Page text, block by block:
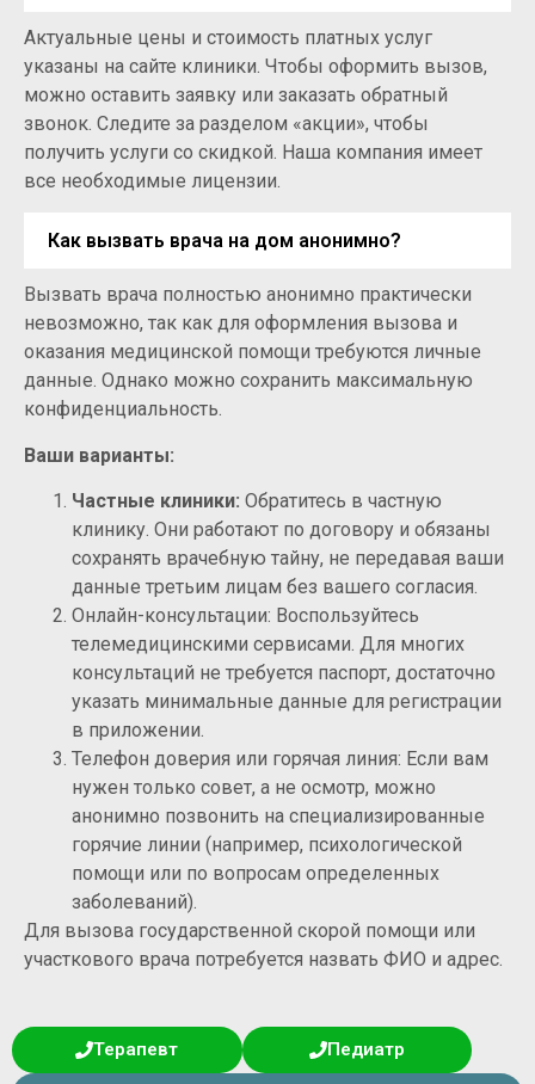
Актуальные цены и стоимость платных услуг
указаны на сайте клиники. Чтобы оформить вызов,
можно оставить заявку или заказать обратный
звонок. Следите за разделом «акции», чтобы
получить услуги со скидкой. Наша компания имеет
все необходимые лицензии.
Как вызвать врача на дом анонимно?
Вызвать врача полностью анонимно практически
невозможно, так как для оформления вызова и
оказания медицинской помощи требуются личные
данные. Однако можно сохранить максимальную
конфиденциальность.
Ваши варианты:
Частные клиники: Обратитесь в частную
клинику. Они работают по договору и обязаны
сохранять врачебную тайну, не передавая ваши
данные третьим лицам без вашего согласия.
Онлайн-консультации: Воспользуйтесь
телемедицинскими сервисами. Для многих
консультаций не требуется паспорт, достаточно
указать минимальные данные для регистрации
в приложении.
Телефон доверия или горячая линия: Если вам
нужен только совет, а не осмотр, можно
анонимно позвонить на специализированные
горячие линии (например, психологической
помощи или по вопросам определенных
заболеваний).
Для вызова государственной скорой помощи или
участкового врача потребуется назвать ФИО и адрес.
Терапевт Педиатр